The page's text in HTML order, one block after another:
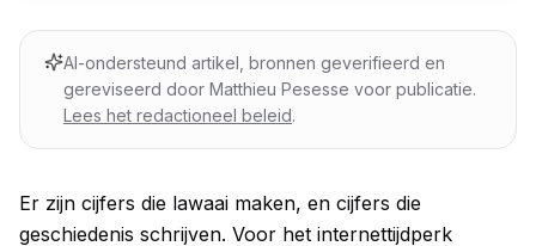
AI-ondersteund artikel, bronnen geverifieerd en
gereviseerd door Matthieu Pesesse voor publicatie.
Lees het redactioneel beleid.
Er zijn cijfers die lawaai maken, en cijfers die
geschiedenis schrijven. Voor het internettijdperk